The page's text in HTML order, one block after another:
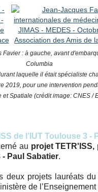
: à gauche, avant
Columbia
laquelle il était spécialiste
2019, pour une intervention
Spatiale (crédit image: CNES /
de l’IUT Toulouse 3 -
au projet
- Paul Sabatier.
projets lauréats du
de